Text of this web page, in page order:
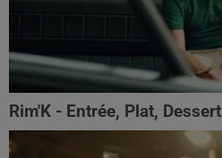
Rim'K - Entrée, Plat, Dessert